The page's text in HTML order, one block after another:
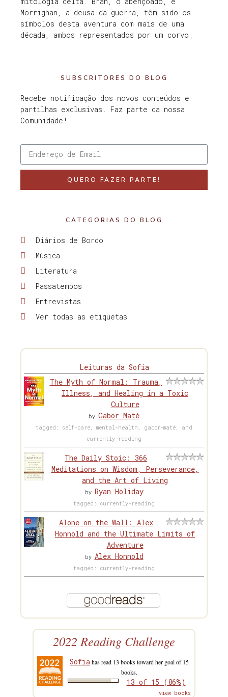
Morrighan, a deusa da guerra, têm sido os
símbolos desta aventura com mais de uma
década, ambos representados por um corvo.
SUBSCRITORES DO BLOG
Recebe notificação dos novos conteúdos e
partilhas exclusivas. Faz parte da nossa
Comunidade!
QUERO FAZER PARTE!
CATEGORIAS DO BLOG
Diários de Bordo
Música
Literatura
Passatempos
Entrevistas
Ver todas as etiquetas
Leituras da Sofia
The Myth of Normal: Trauma,
Illness, and Healing in a Toxic
Culture
by Gabor Maté
tagged: self-care, mental-health, gabor-maté, and
currently-reading
The Daily Stoic: 366
Meditations on Wisdom, Perseverance,
and the Art of Living
by Ryan Holiday
tagged: currently-reading
Alone on the Wall: Alex
Honnold and the Ultimate Limits of
Adventure
by Alex Honnold
tagged: currently-reading
2022 Reading Challenge
Sofia has read 13 books toward her goal of 15
books.
13 of 15 (86%)
view books